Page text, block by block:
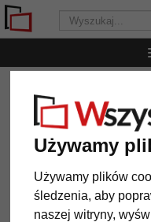
Używamy
Używamy plików
śledzenia, aby
naszej witryny,
drewna do obrazów, z
Rama z
do obrazów,
Örebro